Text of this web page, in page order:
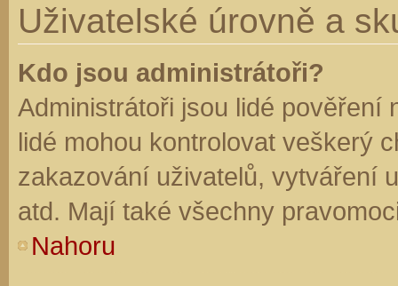
Uživatelské úrovně a
Kdo jsou administrátoři?
Administrátoři jsou lidé pověření
lidé mohou kontrolovat veškerý
zakazování uživatelů, vytváření
atd. Mají také všechny
Nahoru